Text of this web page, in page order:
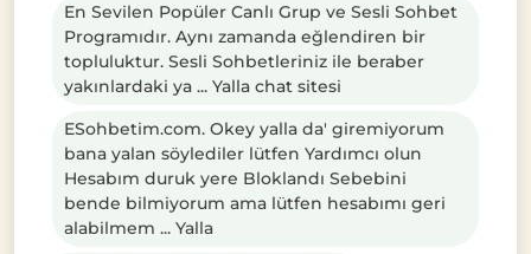
En Sevilen Popüler Canlı Grup ve Sesli Sohbet
Programıdır. Aynı zamanda eğlendiren bir
topluluktur. Sesli Sohbetleriniz ile beraber
yakınlardaki ya ... Yalla chat sitesi
ESohbetim.com. Okey yalla da' giremiyorum
bana yalan söylediler lütfen Yardımcı olun
Hesabım duruk yere Bloklandı Sebebini
bende bilmiyorum ama lütfen hesabımı geri
alabilmem ... Yalla